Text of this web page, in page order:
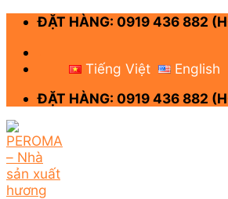
Skip
content
ĐẶT HÀNG: 0919 436 882
Tiếng Việt
English
ĐẶT HÀNG: 0919 436 882